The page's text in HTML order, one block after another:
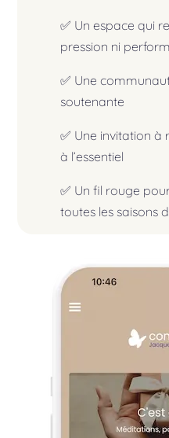
✅ Un espace qui
pression ni
✅ Une
soutenante
✅ Une invitation à
à l’essentiel
✅ Un fil rouge
toutes les saisons